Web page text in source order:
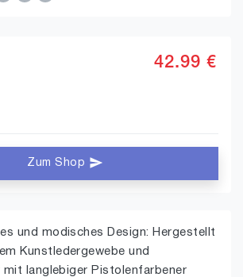
42.99 €
Zum Shop
und modisches Design: Hergestellt
Kunstledergewebe und
langlebiger Pistolenfarbener